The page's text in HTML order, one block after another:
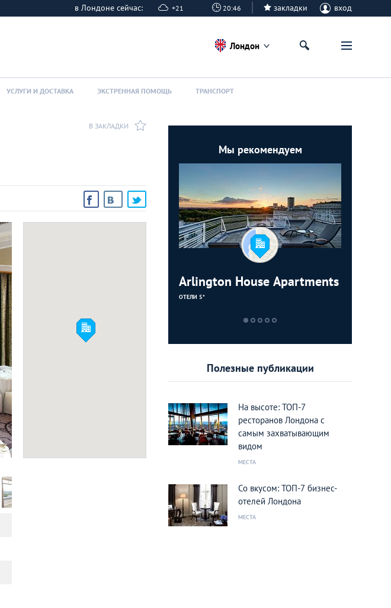
в Лондоне сейчас: +21 20:46 закладки вход
Лондон
УСЛУГИ И ДОСТАВКА ЭКСТРЕННАЯ ПОМОЩЬ ТРАНСПОРТ
В ЗАКЛАДКИ
Мы рекомендуем
Arlington House Apartments
ОТЕЛИ 5*
Полезные публикации
На высоте: ТОП-7
ресторанов Лондона с
самым захватывающим
видом
МЕСТА
Со вкусом: ТОП-7 бизнес-
отелей Лондона
МЕСТА